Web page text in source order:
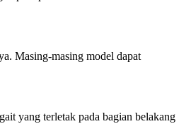
Masing-masing model dapat
yang terletak pada bagian belakang